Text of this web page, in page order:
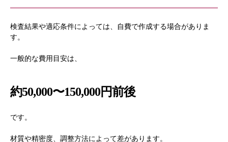
検査結果や適応条件によっては、自費で作成する場合がありま
す。
一般的な費用目安は、
約50,000〜150,000円前後
です。
材質や精密度、調整方法によって差があります。